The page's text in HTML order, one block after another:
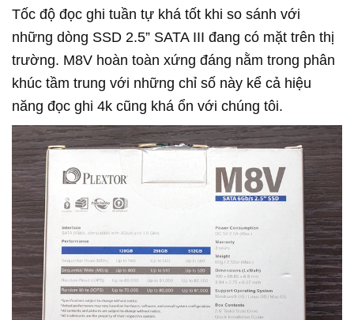
Tốc độ đọc ghi tuần tự khá tốt khi so sánh với
những dòng SSD 2.5” SATA III đang có mặt trên thị
trường. M8V hoàn toàn xứng đáng nằm trong phân
khúc tầm trung với những chỉ số này kể cả hiệu
năng đọc ghi 4k cũng khá ổn với chúng tôi.